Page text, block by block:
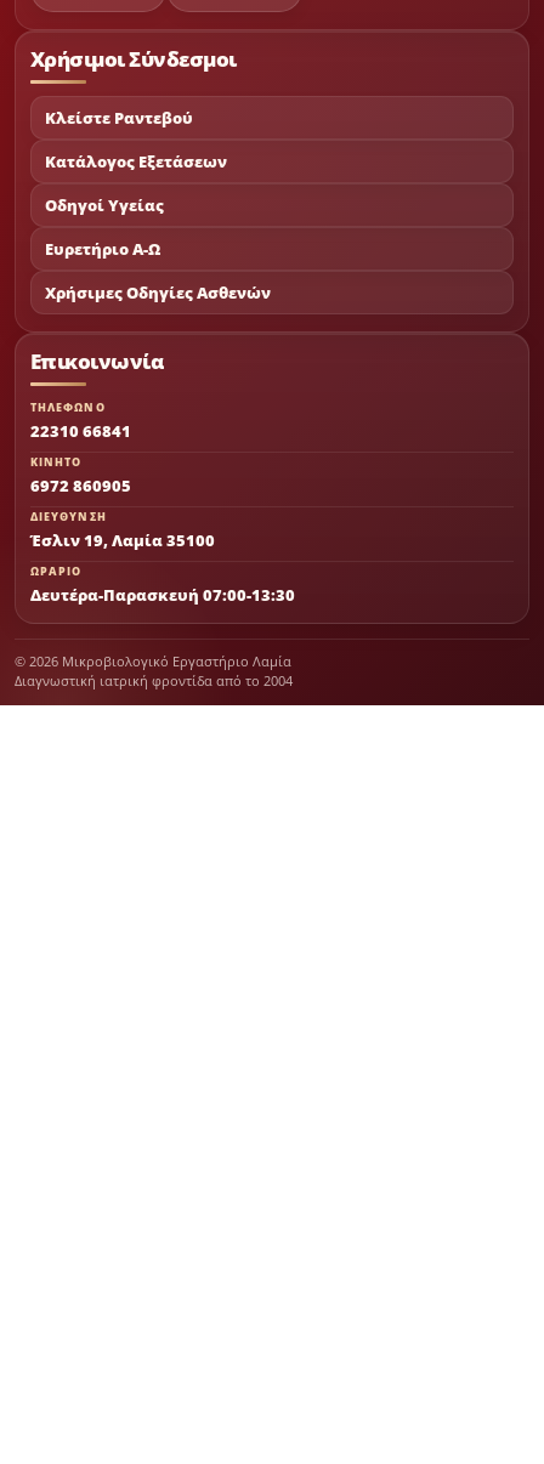
Χρήσιμοι Σύνδεσμοι
Κλείστε Ραντεβού
Κατάλογος Εξετάσεων
Οδηγοί Υγείας
Ευρετήριο Α-Ω
Χρήσιμες Οδηγίες Ασθενών
Επικοινωνία
ΤΗΛΕΦΩΝΟ
22310 66841
ΚΙΝΗΤΟ
6972 860905
ΔΙΕΥΘΥΝΣΗ
Έσλιν 19, Λαμία 35100
ΩΡΑΡΙΟ
Δευτέρα-Παρασκευή 07:00-13:30
© 2026 Μικροβιολογικό Εργαστήριο Λαμία
Διαγνωστική ιατρική φροντίδα από το 2004